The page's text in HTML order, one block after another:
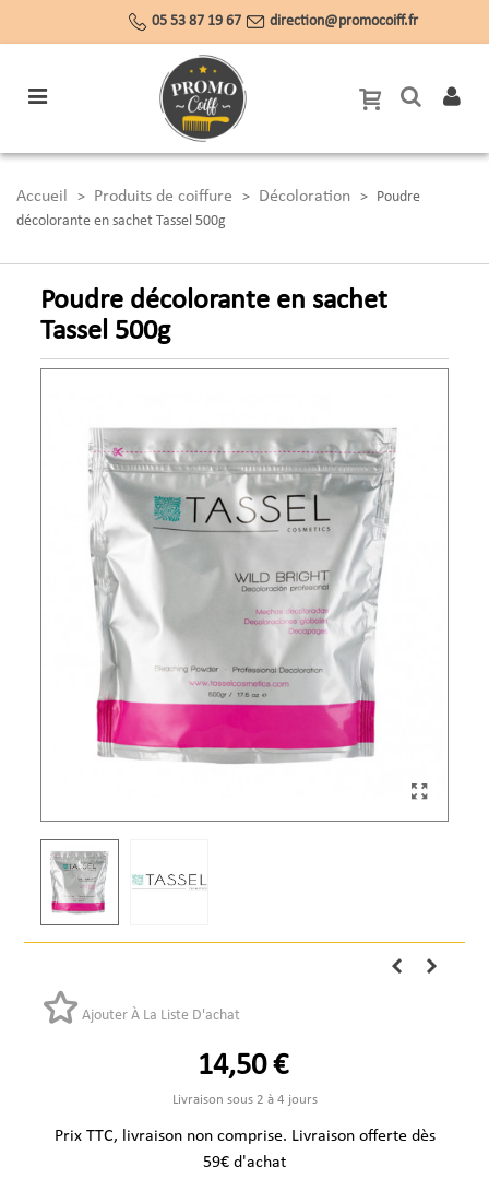
05 53 87 19 67 direction@promocoiff.fr
Accueil > Produits de coiffure > Décoloration > Poudre
décolorante en sachet Tassel 500g
Poudre décolorante en sachet
Tassel 500g
Ajouter À La Liste D'achat
14,50 €
Livraison sous 2 à 4 jours
Prix TTC, livraison non comprise. Livraison offerte dès
59€ d'achat